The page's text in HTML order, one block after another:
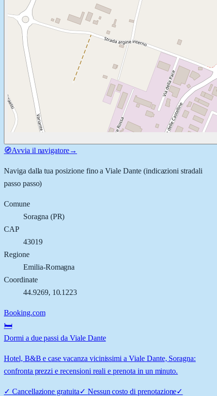
🧭Avvia il navigatore→
Naviga dalla tua posizione fino aViale Dante(indicazioni stradali
passo passo)
Comune
Soragna (PR)
CAP
43019
Regione
Emilia-Romagna
Coordinate
44.9269, 10.1223
Booking.com
🛏️
Dormi a due passi da Viale Dante
Hotel, B&B e case vacanza vicinissimi a Viale Dante, Soragna:
confronta prezzi e recensioni reali e prenota in un minuto.
✓ Cancellazione gratuita✓ Nessun costo di prenotazione✓